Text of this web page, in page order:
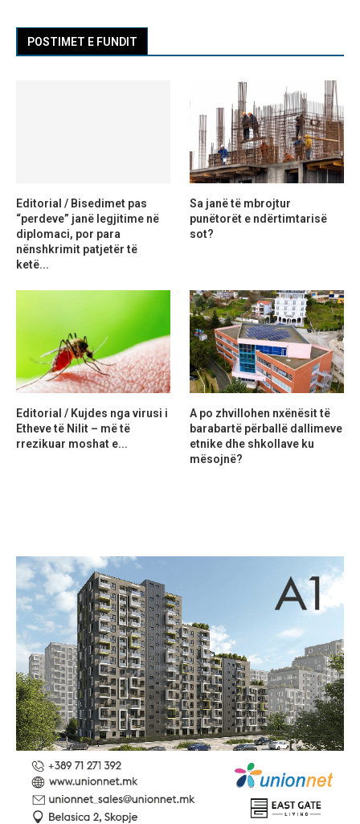
POSTIMET E FUNDIT
Editorial / Bisedimet pas
“perdeve” janë legjitime në
diplomaci, por para
nënshkrimit patjetër të
ketë...
Sa janë të mbrojtur
punëtorët e ndërtimtarisë
sot?
Editorial / Kujdes nga virusi i
Etheve të Nilit – më të
rrezikuar moshat e...
A po zhvillohen nxënësit të
barabartë përballë dallimeve
etnike dhe shkollave ku
mësojnë?